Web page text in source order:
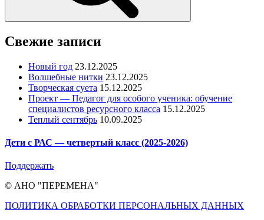
Свежие записи
Новый год 23.12.2025
Волшебные нитки 23.12.2025
Творческая суета 15.12.2025
Проект — Педагог для особого ученика: обучение
специалистов ресурсного класса 15.12.2025
Теплый сентябрь 10.09.2025
Дети с РАС — четвертый класс (2025-2026)
Поддержать
© АНО "ПЕРЕМЕНА"
ПОЛИТИКА ОБРАБОТКИ ПЕРСОНАЛЬНЫХ ДАННЫХ